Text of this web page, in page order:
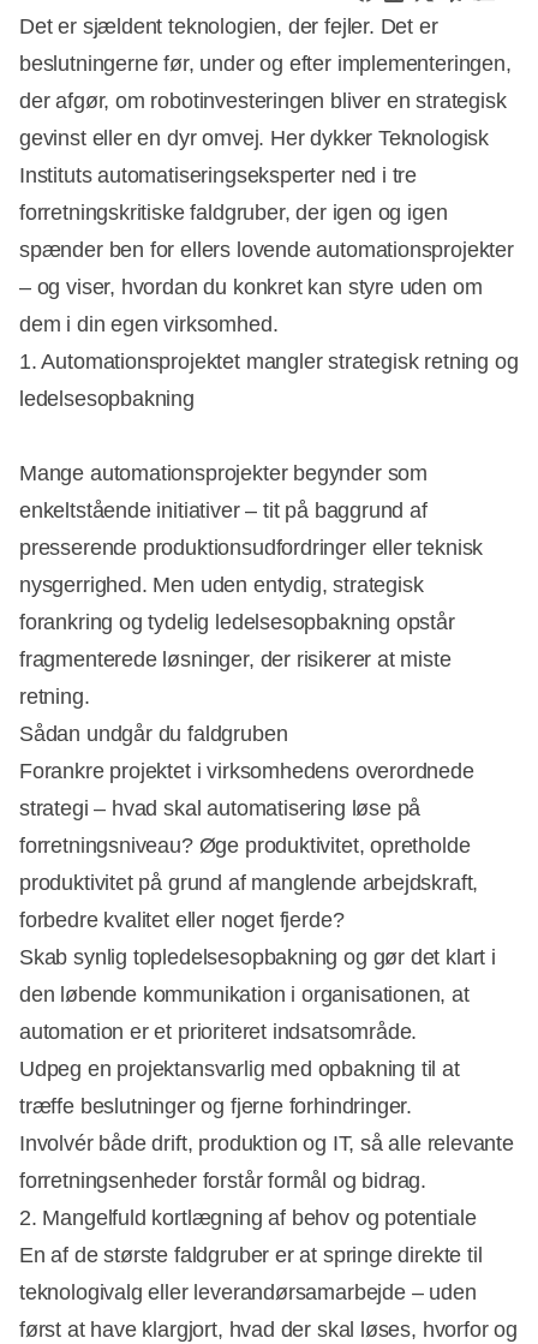
Det er sjældent teknologien, der fejler. Det er
beslutningerne før, under og efter implementeringen,
der afgør, om robotinvesteringen bliver en strategisk
gevinst eller en dyr omvej. Her dykker Teknologisk
Instituts automatiseringseksperter ned i tre
forretningskritiske faldgruber, der igen og igen
spænder ben for ellers lovende automationsprojekter
– og viser, hvordan du konkret kan styre uden om
dem i din egen virksomhed.
1. Automationsprojektet mangler strategisk retning og
ledelsesopbakning
Mange automationsprojekter begynder som
enkeltstående initiativer – tit på baggrund af
presserende produktionsudfordringer eller teknisk
nysgerrighed. Men uden entydig, strategisk
forankring og tydelig ledelsesopbakning opstår
fragmenterede løsninger, der risikerer at miste
retning.
Annonce
Sådan undgår du faldgruben
Forankre projektet i virksomhedens overordnede
strategi – hvad skal automatisering løse på
forretningsniveau? Øge produktivitet, opretholde
produktivitet på grund af manglende arbejdskraft,
forbedre kvalitet eller noget fjerde?
Skab synlig topledelsesopbakning og gør det klart i
den løbende kommunikation i organisationen, at
automation er et prioriteret indsatsområde.
Udpeg en projektansvarlig med opbakning til at
træffe beslutninger og fjerne forhindringer.
Involvér både drift, produktion og IT, så alle relevante
forretningsenheder forstår formål og bidrag.
2. Mangelfuld kortlægning af behov og potentiale
En af de største faldgruber er at springe direkte til
teknologivalg eller leverandørsamarbejde – uden
først at have klargjort, hvad der skal løses, hvorfor og